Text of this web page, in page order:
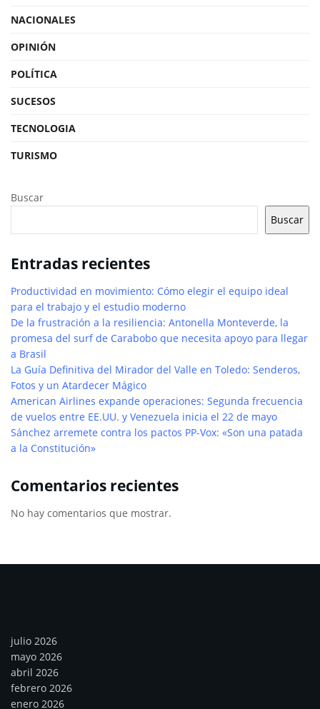
NACIONALES
OPINIÓN
POLÍTICA
SUCESOS
TECNOLOGIA
TURISMO
Buscar
Buscar
Entradas recientes
Productividad en movimiento: Cómo elegir el equipo ideal
para el trabajo y el estudio moderno
De la frustración a la resiliencia: Antonella Monteverde, la
promesa del surf de Carabobo que necesita apoyo para llegar
a Brasil
La Guía Definitiva del Mirador del Valle en Toledo: Senderos,
Fotos y un Atardecer Mágico
American Airlines expande operaciones: Segunda frecuencia
de vuelos entre EE.UU. y Venezuela inicia el 22 de mayo
Sánchez arremete contra los pactos PP-Vox: «Son una patada
a la Constitución»
Comentarios recientes
No hay comentarios que mostrar.
julio 2026
mayo 2026
abril 2026
febrero 2026
enero 2026